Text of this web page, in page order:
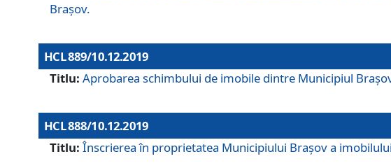
Brașov.
HCL 889/10.12.2019
Titlu: Aprobarea schimbului de imobile dintre Municipiul
HCL 888/10.12.2019
Titlu: Înscrierea în proprietatea Municipiului Braşov a